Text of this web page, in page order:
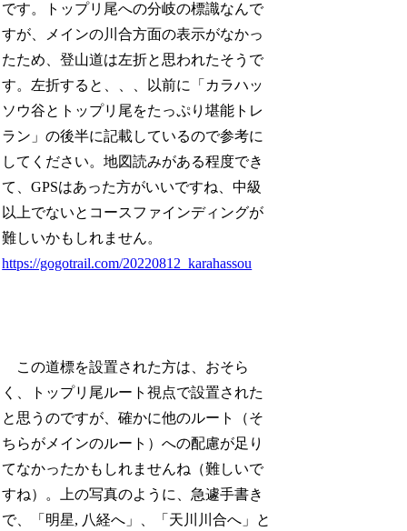
です。トップリ尾への分岐の標識なんで
すが、メインの川合方面の表示がなかっ
たため、登山道は左折と思われたそうで
す。左折すると、、、以前に「カラハッ
ソウ谷とトップリ尾をたっぷり堪能トレ
ラン」の後半に記載しているので参考に
してください。地図読みがある程度でき
て、GPSはあった方がいいですね、中級
以上でないとコースファインディングが
難しいかもしれません。
https://gogotrail.com/20220812_karahassou
この道標を設置された方は、おそら
く、トップリ尾ルート視点で設置された
と思うのですが、確かに他のルート（そ
ちらがメインのルート）への配慮が足り
てなかったかもしれませんね（難しいで
すね）。上の写真のように、急遽手書き
で、「明星, 八経へ」、「天川川合へ」と